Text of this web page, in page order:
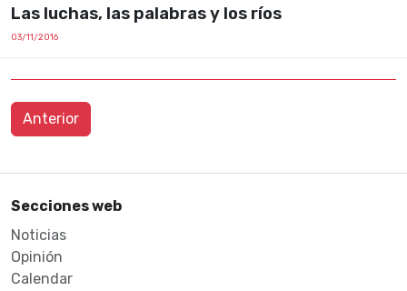
Las luchas, las palabras y los ríos
03/11/2016
Anterior
Secciones web
Noticias
Opinión
Calendar